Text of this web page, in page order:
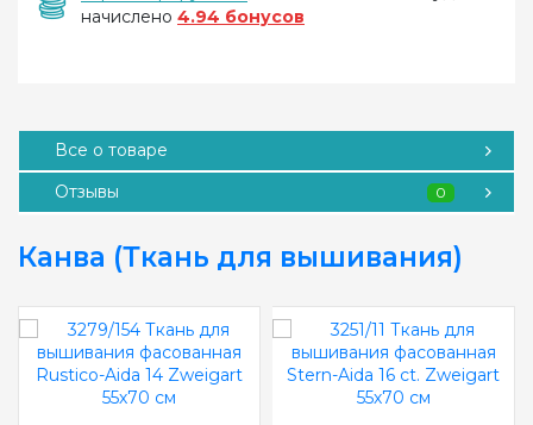
начислено 4.94 бонусов
Все о товаре
Отзывы
0
Канва (Ткань для вышивания)